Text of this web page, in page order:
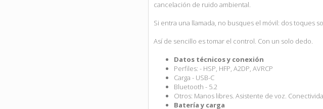
cancelación de ruido ambiental.
Si entra una llamada, no busques el móvil: dos toques
Así de sencillo es tomar el control. Con un solo dedo.
Datos técnicos y conexión
Perfiles: - HSP, HFP, A2DP, AVRCP
Carga - USB-C
Bluetooth - 5.2
Otros: Manos libres. Asistente de voz.
Batería y carga